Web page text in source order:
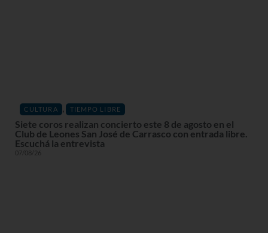
CULTURA , TIEMPO LIBRE
Siete coros realizan concierto este 8 de agosto en el
Club de Leones San José de Carrasco con entrada libre.
Escuchá la entrevista
07/08/26